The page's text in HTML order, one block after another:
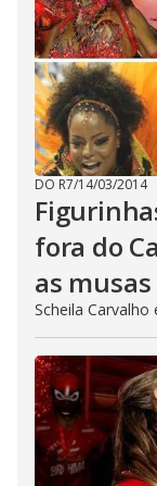
DO R7/14/03/2014
fora do
as
Scheila